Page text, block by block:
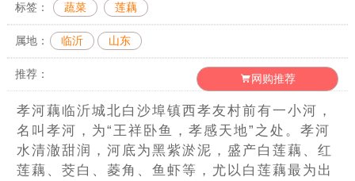
标签： 蔬菜 莲藕
属地： 临沂 山东
推荐： 网购推荐
孝河藕临沂城北白沙埠镇西孝友村前有一小河，
名叫孝河，为“王祥卧鱼，孝感天地”之处。孝河
水清澈甜润，河底为黑紫淤泥，盛产白莲藕、红
莲藕、茭白、菱角、鱼虾等，尤以白莲藕最为出